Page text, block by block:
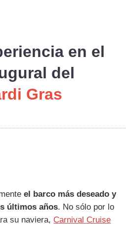
en el
del
Gras
el barco más deseado y
últimos años. No sólo por lo
su naviera, Carnival Cruise